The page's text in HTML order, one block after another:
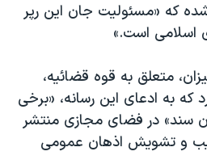
شده که «مسئولیت جان این رپر
است.»
متعلق به قوه قضائیه،
به ادعای این رسانه، «برخی
سند» در فضای مجازی منتشر
و تشویش اذهان عمومی